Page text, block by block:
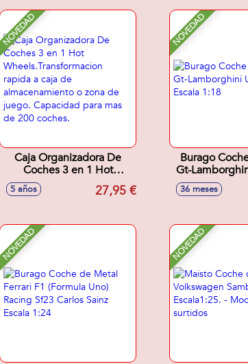
NOVEDAD
Caja Organizadora De
Coches 3 en 1 Hot
Wheels.Transformacion
rapida a caja de
mas de 200 coches.
5 años 27,95 €
NOVEDAD
Burago
Gt-
Escala
36 meses
NOVEDAD NOVEDAD